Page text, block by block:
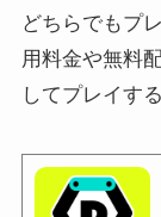
どちらでもプ
用料金や無料
してプレイす